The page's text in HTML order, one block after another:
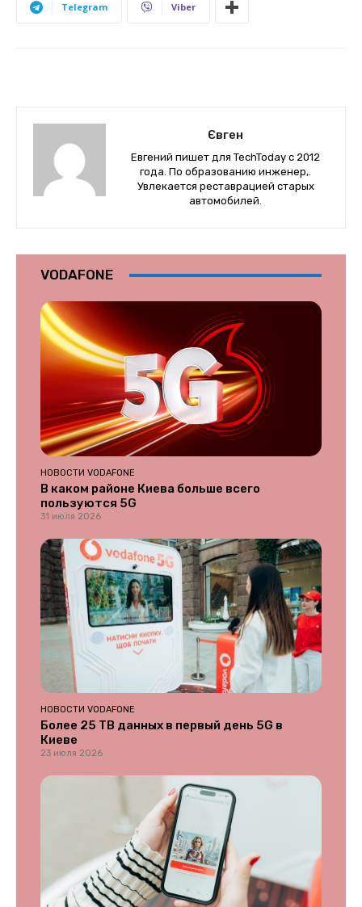
Telegram Viber
Євген
Евгений пишет для TechToday с 2012
года. По образованию инженер,.
Увлекается реставрацией старых
автомобилей.
VODAFONE
НОВОСТИ VODAFONE
В каком районе Киева больше всего
пользуются 5G
31 июля 2026
НОВОСТИ VODAFONE
Более 25 ТВ данных в первый день 5G в
Киеве
23 июля 2026